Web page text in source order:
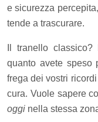
e sicurezza
tende a trascurare.
Il tranello
quanto avete speso
frega dei vostri
cura. Vuole sapere
oggi nella stessa